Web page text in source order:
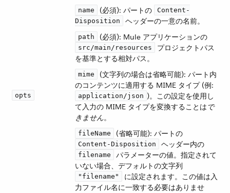
opts
name ​ (必須): パートの ​
Content-
Disposition
​ ヘッダーの一意の名前。
path ​ (必須): Mule アプリケーションの ​
src/main/resources
​ プロジェクトパス
を基準とする相対パス。
mime
​ (文字列の場合は省略可能): パート内
のコンテンツに適用する MIME タイプ (例:
application/json ​)。この設定を使用し
て入力の MIME タイプを変換することは​で
きません​。
fileName ​ (省略可能): パートの ​
Content-Disposition ​ ヘッダー内の ​
filename
​ パラメーターの値。指定されて
いない場合、デフォルトの文字列 ​
"filename"
​ に設定されます。この値は入
力ファイル名に一致する必要はありませ